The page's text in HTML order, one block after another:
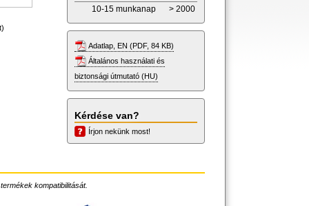
10-15 munkanap
> 2000
Adatlap, EN (PDF, 84 KB)
Általános használati és
biztonsági útmutató (HU)
Kérdése van?
Írjon nekünk most!
kompatibilitását.